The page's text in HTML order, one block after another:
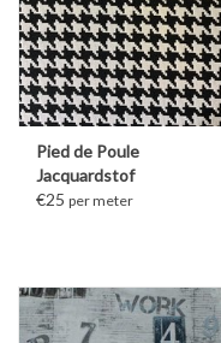
Pied de Poule
Jacquardstof
€25 per meter